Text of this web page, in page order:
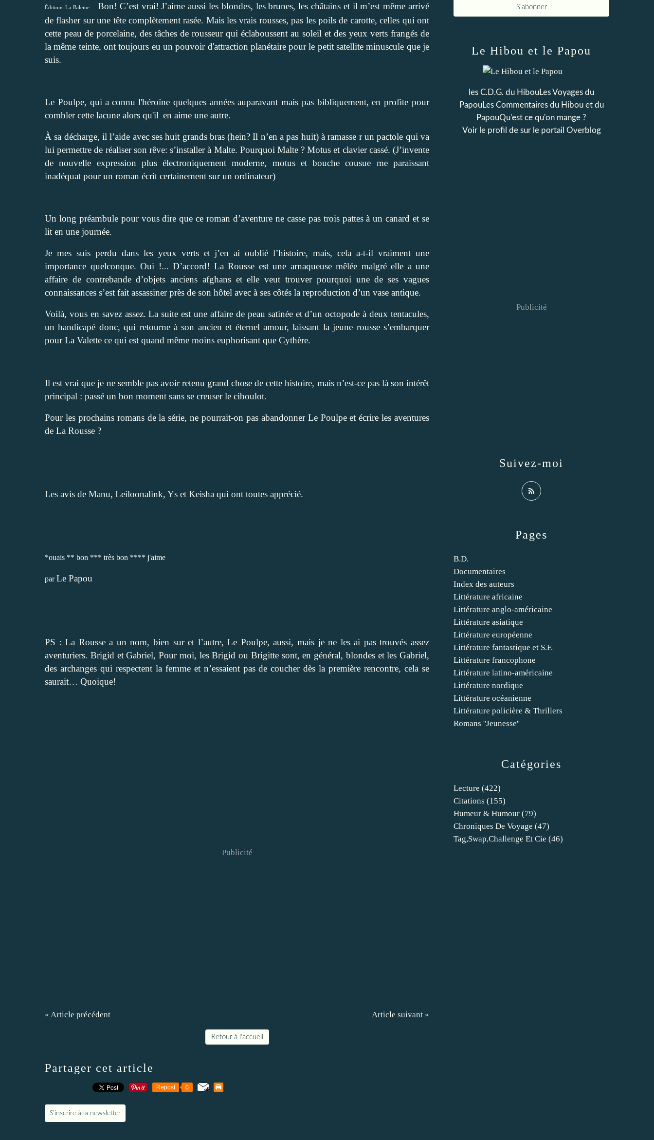
Éditions La BaleineBon! C’est vrai! J’aime aussi les blondes, les brunes, les châtains et il m’est même arrivé
de flasher sur une tête complètement rasée. Mais les vrais rousses, pas les poils de carotte, celles qui ont
cette peau de porcelaine, des tâches de rousseur qui éclaboussent au soleil et des yeux verts frangés de
la même teinte, ont toujours eu un pouvoir d'attraction planétaire pour le petit satellite minuscule que je
suis.
Le Poulpe, qui a connu l'héroïne quelques années auparavant mais pas bibliquement, en profite pour
combler cette lacune alors qu'il en aime une autre.
À sa décharge, il l’aide avec ses huit grands bras (hein? Il n’en a pas huit) à ramasse r un pactole qui va
lui permettre de réaliser son rêve: s’installer à Malte. Pourquoi Malte ? Motus et clavier cassé. (J’invente
de nouvelle expression plus électroniquement moderne, motus et bouche cousue me paraissant
inadéquat pour un roman écrit certainement sur un ordinateur)
Un long préambule pour vous dire que ce roman d’aventure ne casse pas trois pattes à un canard et se
lit en une journée.
Je mes suis perdu dans les yeux verts et j’en ai oublié l’histoire, mais, cela a-t-il vraiment une
importance quelconque. Oui !... D’accord! La Rousse est une arnaqueuse mêlée malgré elle a une
affaire de contrebande d’objets anciens afghans et elle veut trouver pourquoi une de ses vagues
connaissances s’est fait assassiner près de son hôtel avec à ses côtés la reproduction d’un vase antique.
Voilà, vous en savez assez. La suite est une affaire de peau satinée et d’un octopode à deux tentacules,
un handicapé donc, qui retourne à son ancien et éternel amour, laissant la jeune rousse s’embarquer
pour La Valette ce qui est quand même moins euphorisant que Cythère.
Il est vrai que je ne semble pas avoir retenu grand chose de cette histoire, mais n’est-ce pas là son intérêt
principal : passé un bon moment sans se creuser le ciboulot.
Pour les prochains romans de la série, ne pourrait-on pas abandonner Le Poulpe et écrire les aventures
de La Rousse ?
Les avis de Manu, Leiloonalink, Ys et Keisha qui ont toutes apprécié.
*ouais ** bon *** très bon **** j'aime
parLe Papou
PS : La Rousse a un nom, bien sur et l’autre, Le Poulpe, aussi, mais je ne les ai pas trouvés assez
aventuriers. Brigid et Gabriel, Pour moi, les Brigid ou Brigitte sont, en général, blondes et les Gabriel,
des archanges qui respectent la femme et n’essaient pas de coucher dès la première rencontre, cela se
saurait… Quoique!
Publicité
« Article précédent Article suivant »
Retour à l'accueil
Partager cet article
Repost 0
S'inscrire à la newsletter
Catégories
Lecture (422)
Citations (155)
Humeur & Humour (79)
Chroniques De Voyage (47)
Tag,swap,challenge Et Cie (46)
Pages
B.D.
Documentaires
Index des auteurs
Littérature africaine
Littérature anglo-américaine
Littérature asiatique
Littérature européenne
Littérature fantastique et S.F.
Littérature francophone
Littérature latino-américaine
Littérature nordique
Littérature océanienne
Littérature policière & Thrillers
Romans ''Jeunesse''
Le Hibou et le Papou
les C.D.G. du HibouLes Voyages du
PapouLes Commentaires du Hibou et du
PapouQu'est ce qu'on mange ?
Voir le profil de sur le portail Overblog
Suivez-moi
Publicité